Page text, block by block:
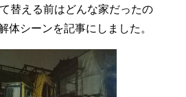
替える前はどんな家だったの
体シーンを記事にしました。